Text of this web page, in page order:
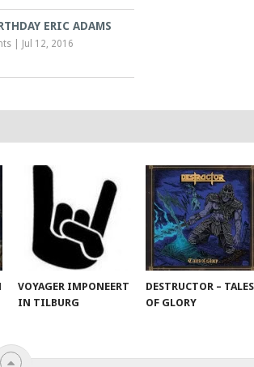
ERIC ADAMS
Jul 12, 2016
VOYAGER IMPONEERT
IN TILBURG
DESTRUCTOR – TALES
OF GLORY